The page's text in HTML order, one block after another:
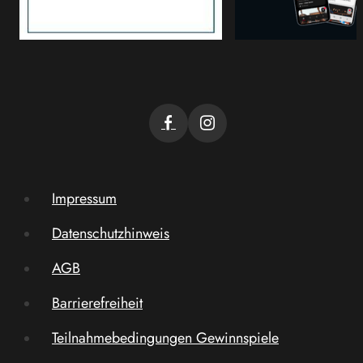
Impressum
Datenschutzhinweis
AGB
Barrierefreiheit
Teilnahmebedingungen Gewinnspiele